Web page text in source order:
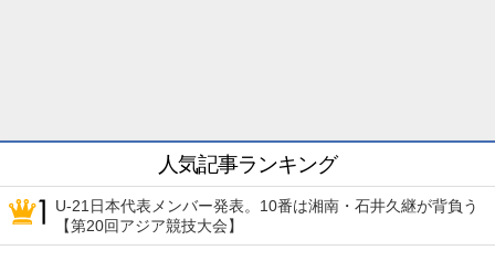
人気記事ランキング
U-21日本代表メンバー発表。10番は湘南・石井久継が背負う
【第20回アジア競技大会】